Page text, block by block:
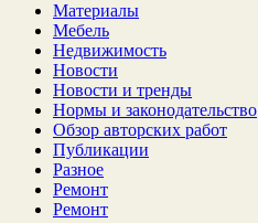
Материалы
Мебель
Недвижимость
Новости
Новости и тренды
Нормы и законодательство
Обзор авторских работ
Публикации
Разное
Ремонт
Ремонт